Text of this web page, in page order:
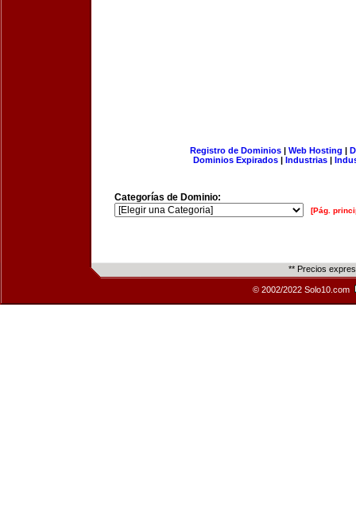
Registro de Dominios| Web Hosting |
Dominios Expirados | Industrias |
Categorías de Dominio:
[Pág.
** Precios
© 2002/2022 Solo10.com